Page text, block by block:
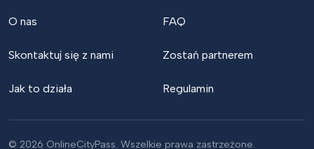
O nas
Skontaktuj się z nami
Jak to działa
FAQ
Zostań partnerem
Regulamin
© 2026 OnlineCityPass. Wszelkie prawa zastrzeżone.